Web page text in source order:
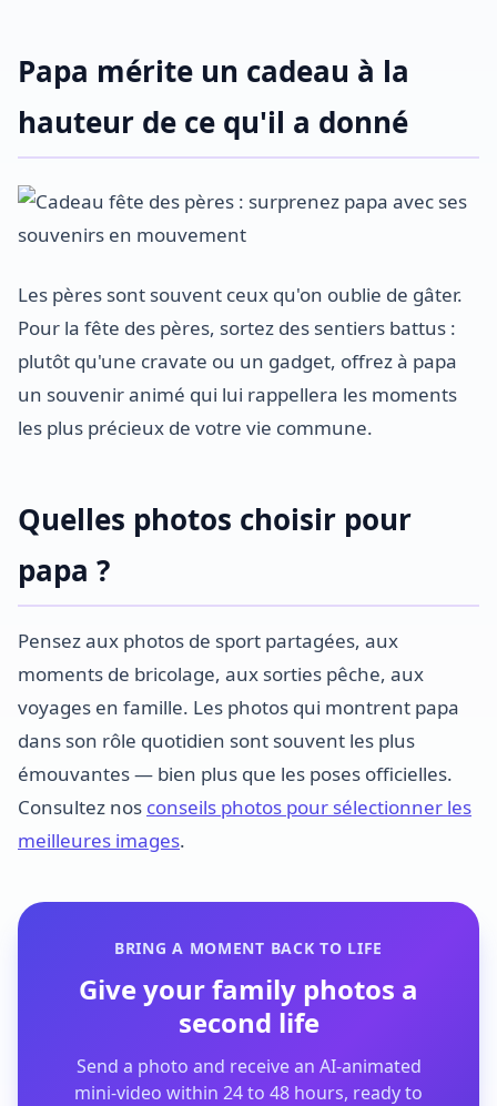
Papa mérite un cadeau à la
hauteur de ce qu'il a donné
Les pères sont souvent ceux qu'on oublie de gâter.
Pour la fête des pères, sortez des sentiers battus :
plutôt qu'une cravate ou un gadget, offrez à papa
un souvenir animé qui lui rappellera les moments
les plus précieux de votre vie commune.
Quelles photos choisir pour
papa ?
Pensez aux photos de sport partagées, aux
moments de bricolage, aux sorties pêche, aux
voyages en famille. Les photos qui montrent papa
dans son rôle quotidien sont souvent les plus
émouvantes — bien plus que les poses officielles.
Consultez nos conseils photos pour sélectionner les
meilleures images.
BRING A MOMENT BACK TO LIFE
Give your family photos a
second life
Send a photo and receive an AI-animated
mini-video within 24 to 48 hours, ready to